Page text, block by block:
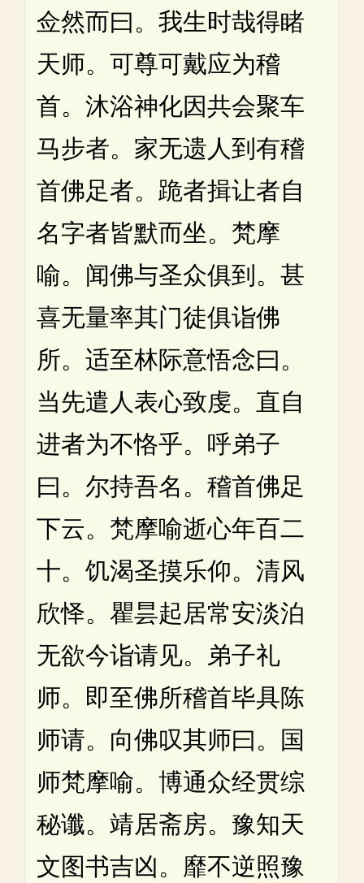
佥然而曰。我生时哉得睹
天师。可尊可戴应为稽
首。沐浴神化因共会聚车
马步者。家无遗人到有稽
首佛足者。跪者揖让者自
名字者皆默而坐。梵摩
喻。闻佛与圣众俱到。甚
喜无量率其门徒俱诣佛
所。适至林际意悟念曰。
当先遣人表心致虔。直自
进者为不恪乎。呼弟子
曰。尔持吾名。稽首佛足
下云。梵摩喻逝心年百二
十。饥渴圣摸乐仰。清风
欣怿。瞿昙起居常安淡泊
无欲今诣请见。弟子礼
师。即至佛所稽首毕具陈
师请。向佛叹其师曰。国
师梵摩喻。博通众经贯综
秘谶。靖居斋房。豫知天
文图书吉凶。靡不逆照豫